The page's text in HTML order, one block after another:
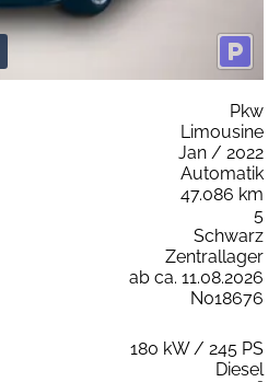
Pkw
Limousine
Jan / 2022
Automatik
47.086 km
5
Schwarz
Zentrallager
ab ca. 11.08.2026
N018676
180 kW / 245 PS
Diesel